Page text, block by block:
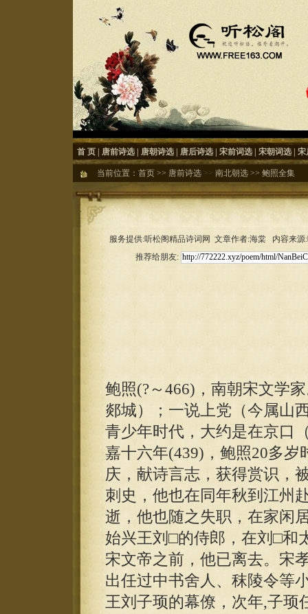
首 页 唐前诗选 唐朝诗选 唐后诗选 宋前词选 宋朝词选 宋
当前位置： 首页 >> 唐前诗选 >> 南北朝选 >> 鲍照全集
服务提供:听松阁精品诗词网 文章作者:海棠 内容来
推荐给朋友:
鲍照(?～466)，南朝宋文学
郯城）；一说上党（今属山
青少年时代，大约是在京口
嘉十六年(439)，鲍照20多
庆，献诗言志，获得赏识，
刺史，他也在同年秋到江州
逝，他也随之失职，在家闲
始兴王刘□的侍郎，在刘□和
宋文帝之前，他已离去。宋
出任过中书舍人、秣陵令等
王刘子顼的幕僚，次年,子顼